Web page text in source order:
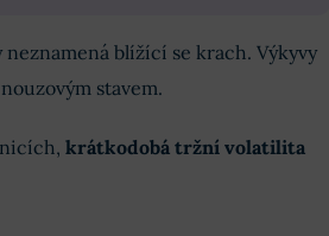
blížící se krach. Výkyvy
stavem.
krátkodobá tržní volatilita